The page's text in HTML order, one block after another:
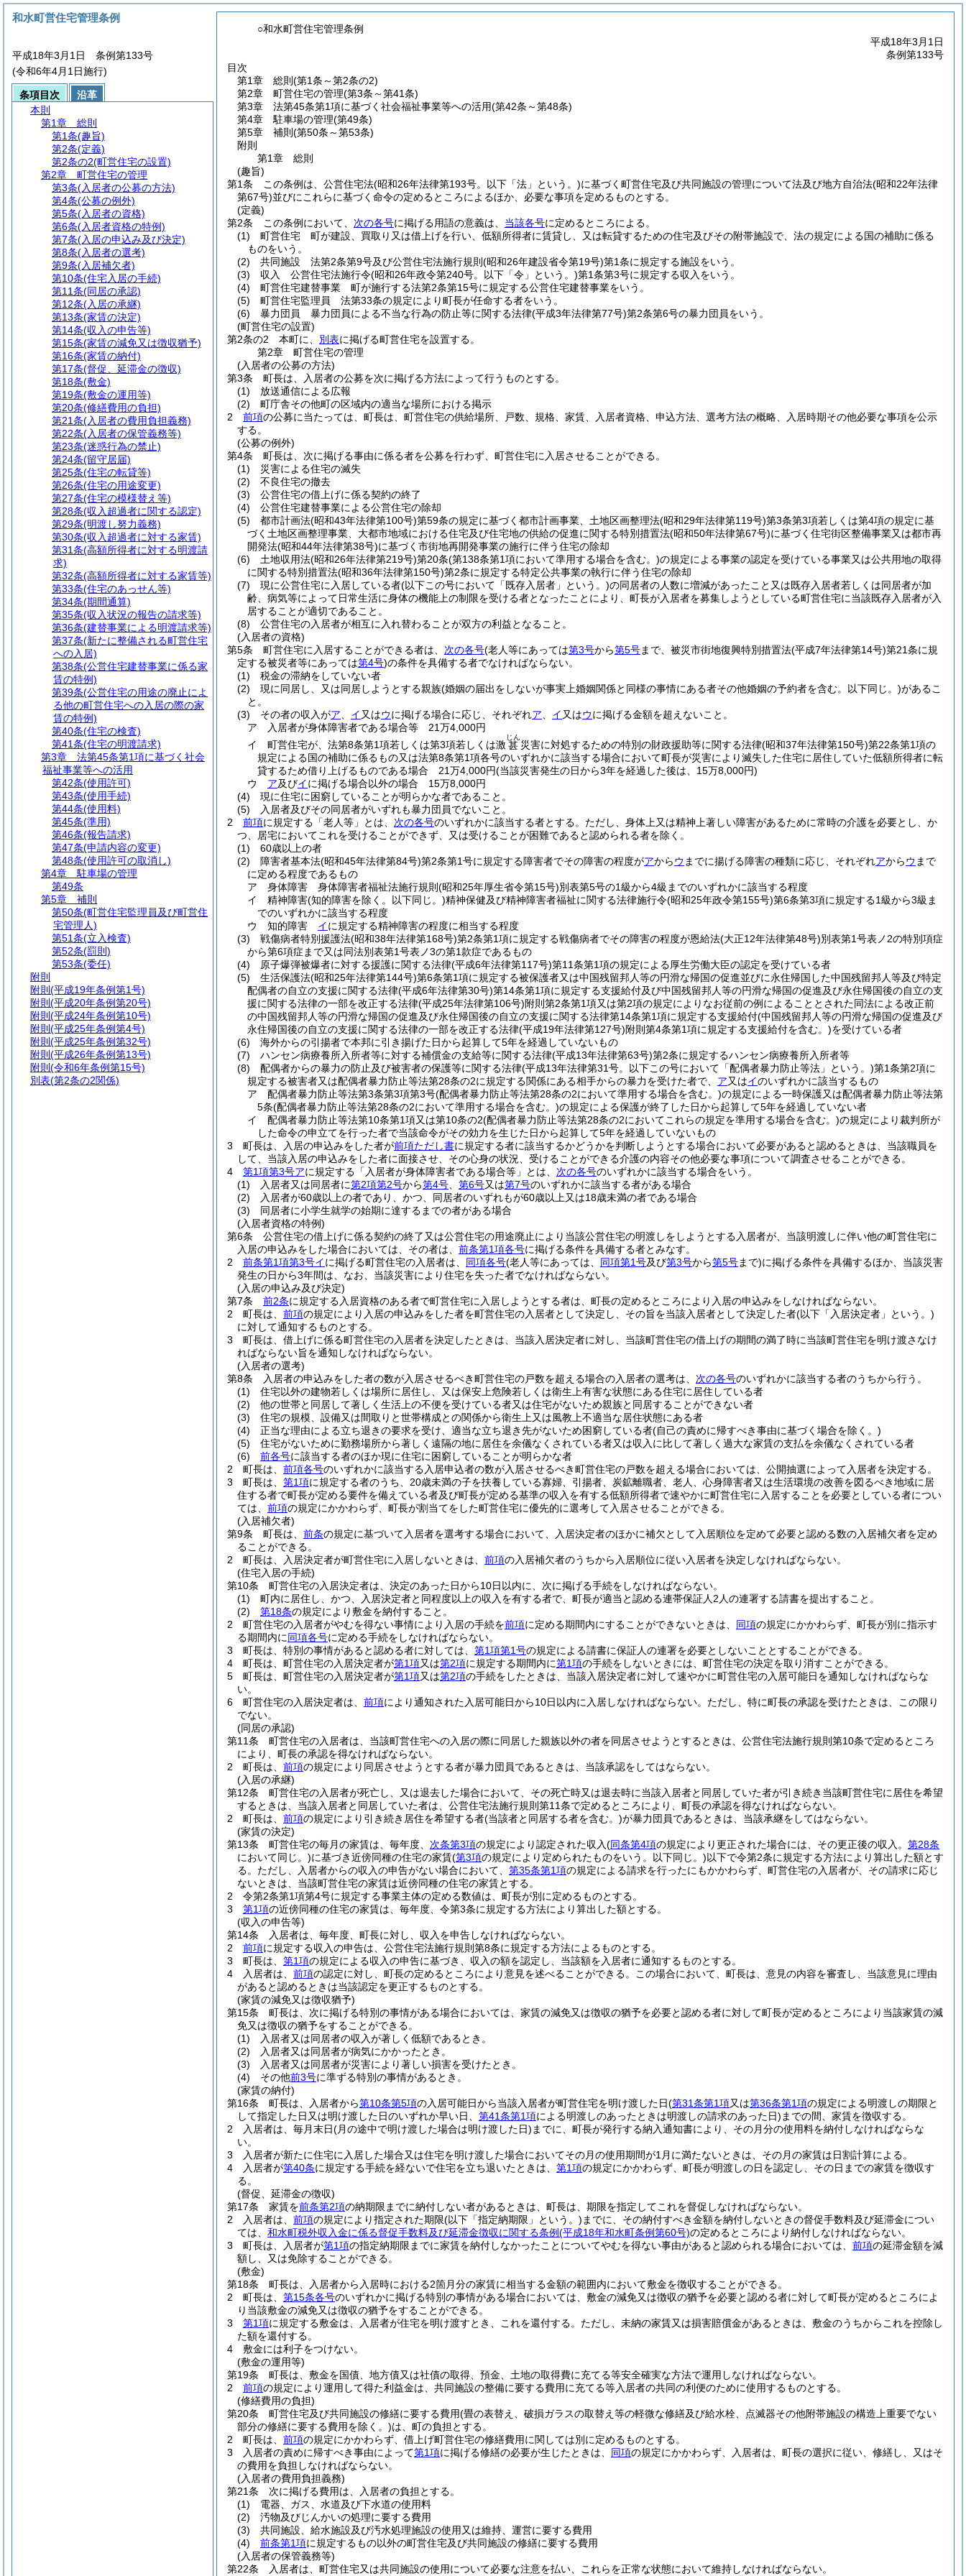
○和水町営住宅管理条例
平成18年3月1日
条例第133号
目次
第1章
総則 (第1条～第2条の2)
第2章
町営住宅の管理(第3条～第41条)
第3章
法第45条第1項に基づく社会福祉事業等への活用(第42条～第48条)
第4章
駐車場の管理(第49条)
第5章
補則 (第50条～第53条)
附則
第1章
総則
(趣旨)
第1条
この条例は、公営住宅法(昭和26年法律第193号。以下「法」という。)に基づく町営住宅及び共同施設の管理について法及び地方自治法(昭和22年法律
第67号)並びにこれらに基づく命令の定めるところによるほか、必要な事項を定めるものとする。
(定義)
第2条
この条例において、 次の各号に掲げる用語の意義は、 当該各号に定めるところによる。
(1)
町営住宅 町が建設、買取り又は借上げを行い、低額所得者に賃貸し、又は転貸するための住宅及びその附帯施設で、法の規定による国の補助に係る
ものをいう。
(2)
共同施設 法第2条第9号及び公営住宅法施行規則 (昭和26年建設省令第19号)第1条に規定する施設をいう。
(3)
収入 公営住宅法施行令(昭和26年政令第240号。以下「令」という。)第1条第3号に規定する収入をいう。
(4)
町営住宅建替事業 町が施行する法第2条第15号に規定する公営住宅建替事業をいう。
(5)
町営住宅監理員 法第33条の規定により町長が任命する者をいう。
(6)
暴力団員 暴力団員による不当な行為の防止等に関する法律(平成3年法律第77号)第2条第6号の暴力団員をいう。
(町営住宅の設置)
第2条の2
本町に、 別表に掲げる町営住宅を設置する。
第2章
町営住宅の管理
(入居者の公募の方法)
第3条
町長は、入居者の公募を次に掲げる方法によって行うものとする。
(1)
放送通信による広報
(2)
町庁舎その他町の区域内の適当な場所における掲示
2
前項の公募に当たっては、町長は、町営住宅の供給場所、戸数、規格、家賃、入居者資格、申込方法、選考方法の概略、入居時期その他必要な事項を公示
する。
(公募の例外)
第4条
町長は、次に掲げる事由に係る者を公募を行わず、町営住宅に入居させることができる。
(1)
災害による住宅の滅失
(2)
不良住宅の撤去
(3)
公営住宅の借上げに係る契約の終了
(4)
公営住宅建替事業による公営住宅の除却
(5)
都市計画法(昭和43年法律第100号)第59条の規定に基づく都市計画事業、土地区画整理法(昭和29年法律第119号)第3条第3項若しくは第4項の規定に基
づく土地区画整理事業、大都市地域における住宅及び住宅地の供給の促進に関する特別措置法(昭和50年法律第67号)に基づく住宅街区整備事業又は都市再
開発法(昭和44年法律第38号)に基づく市街地再開発事業の施行に伴う住宅の除却
(6)
土地収用法(昭和26年法律第219号)第20条(第138条第1項において準用する場合を含む。)の規定による事業の認定を受けている事業又は公共用地の取得
に関する特別措置法(昭和36年法律第150号)第2条に規定する特定公共事業の執行に伴う住宅の除却
(7)
現に公営住宅に入居している者(以下この号において「既存入居者」という。)の同居者の人数に増減があったこと又は既存入居者若しくは同居者が加
齢、病気等によって日常生活に身体の機能上の制限を受ける者となったことにより、町長が入居者を募集しようとしている町営住宅に当該既存入居者が入
居することが適切であること。
(8)
公営住宅の入居者が相互に入れ替わることが双方の利益となること。
(入居者の資格)
第5条
町営住宅に入居することができる者は、 次の各号(老人等にあっては第3号から第5号まで、被災市街地復興特別措置法(平成7年法律第14号)第21条に規
定する被災者等にあっては第4号)の条件を具備する者でなければならない。
(1)
税金の滞納をしていない者
(2)
現に同居し、又は同居しようとする親族(婚姻の届出をしないが事実上婚姻関係と同様の事情にある者その他婚姻の予約者を含む。以下同じ。)があるこ
と。
(3)
その者の収入がア イ 又はウに掲げる場合に応じ、それぞれア イ 又はウに掲げる金額を超えないこと。
ア
入居者が身体障害者である場合等 21万4,000円
イ
町営住宅が、法第8条第1項若しくは第3項若しくは激 甚
じん
災害に対処するための特別の財政援助等に関する法律(昭和37年法律第150号)第22条第1項の
規定による国の補助に係るもの又は法第8条第1項各号のいずれかに該当する場合において町長が災害により滅失した住宅に居住していた低額所得者に転
貸するため借り上げるものである場合 21万4,000円(当該災害発生の日から3年を経過した後は、15万8,000円)
ウ
ア及びイに掲げる場合以外の場合 15万8,000円
(4)
現に住宅に困窮していることが明らかな者であること。
(5)
入居者及びその同居者がいずれも暴力団員でないこと。
2
前項に規定する「老人等」とは、 次の各号のいずれかに該当する者とする。 ただし、身体上又は精神上著しい障害があるために常時の介護を必要とし、か
つ、居宅においてこれを受けることができず、又は受けることが困難であると認められる者を除く。
(1)
60歳以上の者
(2)
障害者基本法(昭和45年法律第84号)第2条第1号に規定する障害者でその障害の程度がアからウ までに揚げる障害の種類に応じ、それぞれアからウ まで
に定める程度であるもの
ア
身体障害 身体障害者福祉法施行規則 (昭和25年厚生省令第15号)別表第5号の1級から4級までのいずれかに該当する程度
イ
精神障害(知的障害を除く。以下同じ。)精神保健及び精神障害者福祉に関する法律施行令(昭和25年政令第155号)第6条第3項に規定する1級から3級ま
でのいずれかに該当する程度
ウ
知的障害 イに規定する精神障害の程度に相当する程度
(3)
戦傷病者特別援護法(昭和38年法律第168号)第2条第1項に規定する戦傷病者でその障害の程度が恩給法(大正12年法律第48号)別表第1号表ノ2の特別項症
から第6項症まで又は同法別表第1号表ノ3の第1款症であるもの
(4)
原子爆弾被爆者に対する援護に関する法律(平成6年法律第117号)第11条第1項の規定による厚生労働大臣の認定を受けている者
(5)
生活保護法(昭和25年法律第144号)第6条第1項に規定する被保護者又は中国残留邦人等の円滑な帰国の促進並びに永住帰国した中国残留邦人等及び特定
配偶者の自立の支援に関する法律(平成6年法律第30号)第14条第1項に規定する支援給付及び中国残留邦人等の円滑な帰国の促進及び永住帰国後の自立の支
援に関する法律の一部を改正する法律(平成25年法律第106号)附則第2条第1項又は第2項の規定によりなお従前の例によることとされた同法による改正前
の中国残留邦人等の円滑な帰国の促進及び永住帰国後の自立の支援に関する法律第14条第1項に規定する支援給付(中国残留邦人等の円滑な帰国の促進及び
永住帰国後の自立の支援に関する法律の一部を改正する法律(平成19年法律第127号)附則第4条第1項に規定する支援給付を含む。)を受けている者
(6)
海外からの引揚者で本邦に引き揚げた日から起算して5年を経過していないもの
(7)
ハンセン病療養所入所者等に対する補償金の支給等に関する法律(平成13年法律第63号)第2条に規定するハンセン病療養所入所者等
(8)
配偶者からの暴力の防止及び被害者の保護等に関する法律(平成13年法律第31号。以下この号において「配偶者暴力防止等法」という。)第1条第2項に
規定する被害者又は配偶者暴力防止等法第28条の2に規定する関係にある相手からの暴力を受けた者で、 ア又はイのいずれかに該当するもの
ア
配偶者暴力防止等法第3条第3項第3号(配偶者暴力防止等法第28条の2において準用する場合を含む。)の規定による一時保護又は配偶者暴力防止等法第
5条(配偶者暴力防止等法第28条の2において準用する場合を含む。)の規定による保護が終了した日から起算して5年を経過していない者
イ
配偶者暴力防止等法第10条第1項又は第10条の2(配偶者暴力防止等法第28条の2においてこれらの規定を準用する場合を含む。)の規定により裁判所が
した命令の申立てを行った者で当該命令がその効力を生じた日から起算して5年を経過していないもの
3
町長は、入居の申込みをした者が前項ただし書に規定する者に該当するかどうかを判断しようとする場合において必要があると認めるときは、当該職員を
して、当該入居の申込みをした者に面接させ、その心身の状況、受けることができる介護の内容その他必要な事項について調査させることができる。
4
第1項第3号アに規定する「入居者が身体障害者である場合等」とは、 次の各号のいずれかに該当する場合をいう。
(1)
入居者又は同居者に第2項第2号から第4号 第6号又は第7号のいずれかに該当する者がある場合
(2)
入居者が60歳以上の者であり、かつ、同居者のいずれもが60歳以上又は18歳未満の者である場合
(3)
同居者に小学生就学の始期に達するまでの者がある場合
(入居者資格の特例)
第6条
公営住宅の借上げに係る契約の終了又は公営住宅の用途廃止により当該公営住宅の明渡しをしようとする入居者が、当該明渡しに伴い他の町営住宅に
入居の申込みをした場合においては、その者は、 前条第1項各号に掲げる条件を具備する者とみなす。
2
前条第1項第3号イに掲げる町営住宅の入居者は、 同項各号(老人等にあっては、 同項第1号及び第3号から第5号まで)に掲げる条件を具備するほか、当該災害
発生の日から3年間は、なお、当該災害により住宅を失った者でなければならない。
(入居の申込み及び決定)
第7条
前2条に規定する入居資格のある者で町営住宅に入居しようとする者は、町長の定めるところにより入居の申込みをしなければならない。
2
町長は、 前項の規定により入居の申込みをした者を町営住宅の入居者として決定し、その旨を当該入居者として決定した者(以下「入居決定者」という。)
に対して通知するものとする。
3
町長は、借上げに係る町営住宅の入居者を決定したときは、当該入居決定者に対し、当該町営住宅の借上げの期間の満了時に当該町営住宅を明け渡さなけ
ればならない旨を通知しなければならない。
(入居者の選考)
第8条
入居者の申込みをした者の数が入居させるべき町営住宅の戸数を超える場合の入居者の選考は、 次の各号のいずれかに該当する者のうちから行う。
(1)
住宅以外の建物若しくは場所に居住し、又は保安上危険若しくは衛生上有害な状態にある住宅に居住している者
(2)
他の世帯と同居して著しく生活上の不便を受けている者又は住宅がないため親族と同居することができない者
(3)
住宅の規模、設備又は間取りと世帯構成との関係から衛生上又は風教上不適当な居住状態にある者
(4)
正当な理由による立ち退きの要求を受け、適当な立ち退き先がないため困窮している者(自己の責めに帰すべき事由に基づく場合を除く。)
(5)
住宅がないために勤務場所から著しく遠隔の地に居住を余儀なくされている者又は収入に比して著しく過大な家賃の支払を余儀なくされている者
(6)
前各号に該当する者のほか現に住宅に困窮していることが明らかな者
2
町長は、 前項各号のいずれかに該当する入居申込者の数が入居させるべき町営住宅の戸数を超える場合においては、公開抽選によって入居者を決定する。
3
町長は、 第1項に規定する者のうち、20歳未満の子を扶養している寡婦、引揚者、炭鉱離職者、老人、心身障害者又は生活環境の改善を図るべき地域に居
住する者で町長が定める要件を備えている者及び町長が定める基準の収入を有する低額所得者で速やかに町営住宅に入居することを必要としている者につい
ては、 前項の規定にかかわらず、町長が割当てをした町営住宅に優先的に選考して入居させることができる。
(入居補欠者)
第9条
町長は、 前条の規定に基づいて入居者を選考する場合において、入居決定者のほかに補欠として入居順位を定めて必要と認める数の入居補欠者を定め
ることができる。
2
町長は、入居決定者が町営住宅に入居しないときは、 前項の入居補欠者のうちから入居順位に従い入居者を決定しなければならない。
(住宅入居の手続)
第10条
町営住宅の入居決定者は、決定のあった日から10日以内に、次に掲げる手続をしなければならない。
(1)
町内に居住し、かつ、入居決定者と同程度以上の収入を有する者で、町長が適当と認める連帯保証人2人の連署する請書を提出すること。
(2)
第18条の規定により敷金を納付すること。
2
町営住宅の入居者がやむを得ない事情により入居の手続を前項に定める期間内にすることができないときは、 同項の規定にかかわらず、町長が別に指示す
る期間内に同項各号に定める手続をしなければならない。
3
町長は、特別の事情があると認める者に対しては、 第1項第1号の規定による請書に保証人の連署を必要としないこととすることができる。
4
町長は、町営住宅の入居決定者が第1項又は第2項に規定する期間内に第1項の手続をしないときには、町営住宅の決定を取り消すことができる。
5
町長は、町営住宅の入居決定者が第1項又は第2項の手続をしたときは、当該入居決定者に対して速やかに町営住宅の入居可能日を通知しなければならな
い。
6
町営住宅の入居決定者は、 前項により通知された入居可能日から10日以内に入居しなければならない。 ただし、特に町長の承認を受けたときは、この限り
でない。
(同居の承認)
第11条
町営住宅の入居者は、当該町営住宅への入居の際に同居した親族以外の者を同居させようとするときは、公営住宅法施行規則第10条で定めるところ
により、町長の承認を得なければならない。
2
町長は、 前項の規定により同居させようとする者が暴力団員であるときは、当該承認をしてはならない。
(入居の承継)
第12条
町営住宅の入居者が死亡し、又は退去した場合において、その死亡時又は退去時に当該入居者と同居していた者が引き続き当該町営住宅に居住を希望
するときは、当該入居者と同居していた者は、公営住宅法施行規則第11条で定めるところにより、町長の承認を得なければならない。
2
町長は、 前項の規定により引き続き居住を希望する者(当該者と同居する者を含む。)が暴力団員であるときは、当該承継をしてはならない。
(家賃の決定)
第13条
町営住宅の毎月の家賃は、毎年度、 次条第3項の規定により認定された収入(同条第4項の規定により更正された場合には、その更正後の収入。 第28条
において同じ。)に基づき近傍同種の住宅の家賃(第3項の規定により定められたものをいう。以下同じ。)以下で令第2条に規定する方法により算出した額とす
る。 ただし、入居者からの収入の申告がない場合において、 第35条第1項の規定による請求を行ったにもかかわらず、町営住宅の入居者が、その請求に応じ
ないときは、当該町営住宅の家賃は近傍同種の住宅の家賃とする。
2
令第2条第1項第4号に規定する事業主体の定める数値は、町長が別に定めるものとする。
3
第1項の近傍同種の住宅の家賃は、毎年度、令第3条に規定する方法により算出した額とする。
(収入の申告等)
第14条
入居者は、毎年度、町長に対し、収入を申告しなければならない。
2
前項に規定する収入の申告は、公営住宅法施行規則第8条に規定する方法によるものとする。
3
町長は、 第1項の規定による収入の申告に基づき、収入の額を認定し、当該額を入居者に通知するものとする。
4
入居者は、 前項の認定に対し、町長の定めるところにより意見を述べることができる。
この場合において、町長は、意見の内容を審査し、当該意見に理由
があると認めるときは当該認定を更正するものとする。
(家賃の減免又は徴収猶予)
第15条
町長は、次に掲げる特別の事情がある場合においては、家賃の減免又は徴収の猶予を必要と認める者に対して町長が定めるところにより当該家賃の減
免又は徴収の猶予をすることができる。
(1)
入居者又は同居者の収入が著しく低額であるとき。
(2)
入居者又は同居者が病気にかかったとき。
(3)
入居者又は同居者が災害により著しい損害を受けたとき。
(4)
その他前3号に準ずる特別の事情があるとき。
(家賃の納付)
第16条
町長は、入居者から第10条第5項の入居可能日から当該入居者が町営住宅を明け渡した日(第31条第1項又は第36条第1項の規定による明渡しの期限と
して指定した日又は明け渡した日のいずれか早い日、 第41条第1項による明渡しのあったときは明渡しの請求のあった日) までの間、家賃を徴収する。
2
入居者は、毎月末日(月の途中で明け渡した場合は明け渡した日) までに、町長が発行する納入通知書により、その月分の使用料を納付しなければならな
い。
3
入居者が新たに住宅に入居した場合又は住宅を明け渡した場合においてその月の使用期間が1月に満たないときは、その月の家賃は日割計算による。
4
入居者が第40条に規定する手続を経ないで住宅を立ち退いたときは、 第1項の規定にかかわらず、町長が明渡しの日を認定し、その日までの家賃を徴収す
る。
(督促、延滞金の徴収)
第17条
家賃を前条第2項の納期限までに納付しない者があるときは、町長は、期限を指定してこれを督促しなければならない。
2
入居者は、 前項の規定により指定された期限(以下「指定納期限」という。) までに、その納付すべき金額を納付しないときの督促手数料及び延滞金につい
ては、 和水町税外収入金に係る督促手数料及び延滞金徴収に関する条例(平成18年和水町条例第60号)の定めるところにより納付しなければならない。
3
町長は、入居者が第1項の指定納期限までに家賃を納付しなかったことについてやむを得ない事由があると認められる場合においては、 前項の延滞金額を減
額し、又は免除することができる。
(敷金)
第18条
町長は、入居者から入居時における2箇月分の家賃に相当する金額の範囲内において敷金を徴収することができる。
2
町長は、 第15条各号のいずれかに掲げる特別の事情がある場合においては、敷金の減免又は徴収の猶予を必要と認める者に対して町長が定めるところによ
り当該敷金の減免又は徴収の猶予をすることができる。
3
第1項に規定する敷金は、入居者が住宅を明け渡すとき、これを還付する。 ただし、未納の家賃又は損害賠償金があるときは、敷金のうちからこれを控除し
た額を還付する。
4
敷金には利子をつけない。
(敷金の運用等)
第19条
町長は、敷金を国債、地方債又は社債の取得、預金、土地の取得費に充てる等安全確実な方法で運用しなければならない。
2
前項の規定により運用して得た利益金は、共同施設の整備に要する費用に充てる等入居者の共同の利便のために使用するものとする。
(修繕費用の負担)
第20条
町営住宅及び共同施設の修繕に要する費用(畳の表替え、破損ガラスの取替え等の軽微な修繕及び給水栓、点滅器その他附帯施設の構造上重要でない
部分の修繕に要する費用を除く。)は、町の負担とする。
2
町長は、 前項の規定にかかわらず、借上げ町営住宅の修繕費用に関しては別に定めるものとする。
3
入居者の責めに帰すべき事由によって第1項に掲げる修繕の必要が生じたときは、 同項の規定にかかわらず、入居者は、町長の選択に従い、修繕し、又はそ
の費用を負担しなければならない。
(入居者の費用負担義務)
第21条
次に掲げる費用は、入居者の負担とする。
(1)
電器、ガス、水道及び下水道の使用料
(2)
汚物及びじんかいの処理に要する費用
(3)
共同施設、給水施設及び汚水処理施設の使用又は維持、運営に要する費用
(4)
前条第1項に規定するもの以外の町営住宅及び共同施設の修繕に要する費用
(入居者の保管義務等)
第22条
入居者は、町営住宅又は共同施設の使用について必要な注意を払い、これらを正常な状態において維持しなければならない。
和水町営住宅管理条例
平成18年3月1日 条例第133号
(令和6年4月1日施行)
条項目次
沿革
本則
第1章
総則
第1条(趣旨)
第2条(定義)
第2条の2(町営住宅の設置)
第2章
町営住宅の管理
第3条(入居者の公募の方法)
第4条(公募の例外)
第5条(入居者の資格)
第6条(入居者資格の特例)
第7条(入居の申込み及び決定)
第8条(入居者の選考)
第9条(入居補欠者)
第10条(住宅入居の手続)
第11条(同居の承認)
第12条(入居の承継)
第13条(家賃の決定)
第14条(収入の申告等)
第15条(家賃の減免又は徴収猶予)
第16条(家賃の納付)
第17条(督促、延滞金の徴収)
第18条(敷金)
第19条(敷金の運用等)
第20条(修繕費用の負担)
第21条(入居者の費用負担義務)
第22条(入居者の保管義務等)
第23条(迷惑行為の禁止)
第24条(留守居届)
第25条(住宅の転貸等)
第26条(住宅の用途変更)
第27条(住宅の模様替え等)
第28条(収入超過者に関する認定)
第29条(明渡し努力義務)
第30条(収入超過者に対する家賃)
第31条(高額所得者に対する明渡請
求)
第32条(高額所得者に対する家賃等)
第33条(住宅のあっせん等)
第34条(期間通算)
第35条(収入状況の報告の請求等)
第36条(建替事業による明渡請求等)
第37条(新たに整備される町営住宅
への入居)
第38条(公営住宅建替事業に係る家
賃の特例)
第39条(公営住宅の用途の廃止によ
る他の町営住宅への入居の際の家
賃の特例)
第40条(住宅の検査)
第41条(住宅の明渡請求)
第3章
法第45条第1項に基づく社会
福祉事業等への活用
第42条(使用許可)
第43条(使用手続)
第44条(使用料)
第45条(準用)
第46条(報告請求)
第47条(申請内容の変更)
第48条(使用許可の取消し)
第4章
駐車場の管理
第49条
第5章
補則
第50条(町営住宅監理員及び町営住
宅管理人)
第51条(立入検査)
第52条(罰則)
第53条(委任)
附則
附則 (平成19年条例第1号)
附則 (平成20年条例第20号)
附則 (平成24年条例第10号)
附則 (平成25年条例第4号)
附則 (平成25年条例第32号)
附則 (平成26年条例第13号)
附則 (令和6年条例第15号)
別表(第2条の2関係)